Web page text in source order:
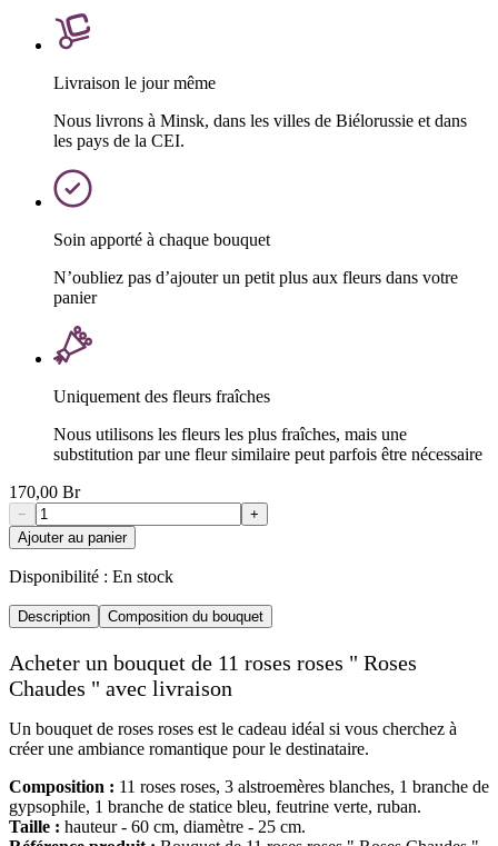
Livraison le jour même
Nous livrons à Minsk, dans les villes de Biélorussie et dans
les pays de la CEI.
Soin apporté à chaque bouquet
N’oubliez pas d’ajouter un petit plus aux fleurs dans votre
panier
Uniquement des fleurs fraîches
Nous utilisons les fleurs les plus fraîches, mais une
substitution par une fleur similaire peut parfois être nécessaire
170,00 Br
−
+
Ajouter au panier
Disponibilité : En stock
Description Composition du bouquet
Acheter un bouquet de 11 roses roses " Roses
Chaudes " avec livraison
Un bouquet de roses roses est le cadeau idéal si vous cherchez à
créer une ambiance romantique pour le destinataire.
Composition : 11 roses roses, 3 alstroemères blanches, 1 branche de
gypsophile, 1 branche de statice bleu, feutrine verte, ruban.
Taille : hauteur - 60 cm, diamètre - 25 cm.